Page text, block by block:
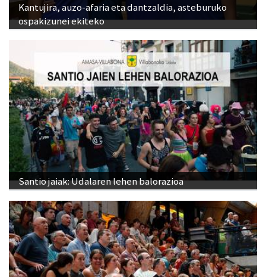
Kantujira, auzo-afaria eta dantzaldia, asteburuko
ospakizunei ekiteko
Santio jaiak: Udalaren lehen balorazioa